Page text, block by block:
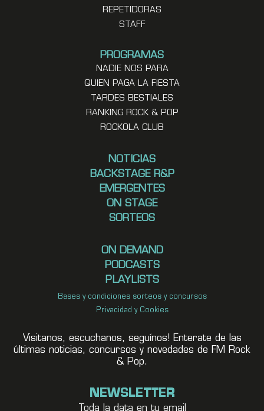
REPETIDORAS
STAFF
PROGRAMAS
NADIE NOS PARA
QUIEN PAGA LA FIESTA
TARDES BESTIALES
RANKING ROCK & POP
ROCKOLA CLUB
NOTICIAS
BACKSTAGE R&P
EMERGENTES
ON STAGE
SORTEOS
ON DEMAND
PODCASTS
PLAYLISTS
Bases y condiciones sorteos y concursos
Privacidad y Cookies
Visitanos, escuchanos, seguínos! Enterate de las
últimas noticias, concursos y novedades de FM Rock
& Pop.
NEWSLETTER
Toda la data en tu email